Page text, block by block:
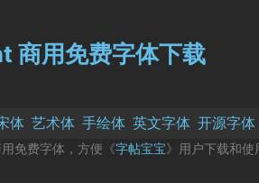
商用免费字体下载
体 艺术体 手绘体 英文字体 开源字体
免费字体，方便《字帖宝宝》用户下载和使